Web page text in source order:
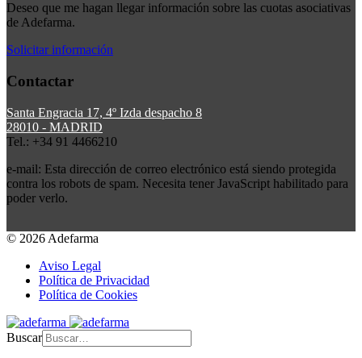
Deseo que me hagan llegar información sobre las cuotas asociativas
de Adefarma.
Solicitar información
Contactar
Santa Engracia 17, 4º Izda despacho 8
28010 - MADRID
Tel.: +34 91 4466210
e-mail: Esta dirección de correo electrónico está siendo protegida
contra los robots de spam. Necesita tener JavaScript habilitado para
poder verlo.
© 2026 Adefarma
Aviso Legal
Política de Privacidad
Política de Cookies
Buscar